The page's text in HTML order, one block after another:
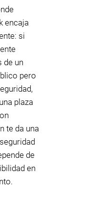
encaja
si
de un
pero
plaza
te da una
de
en